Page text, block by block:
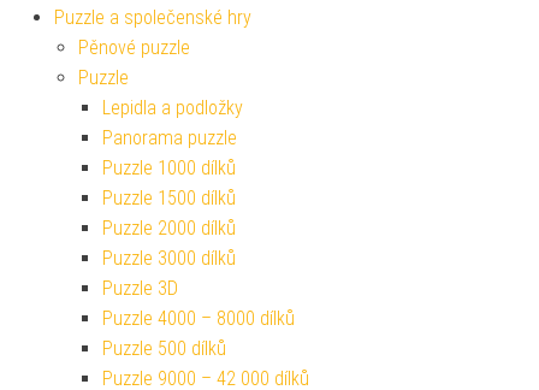
Puzzle a společenské hry
Pěnové puzzle
Puzzle
Lepidla a podložky
Panorama puzzle
Puzzle 1000 dílků
Puzzle 1500 dílků
Puzzle 2000 dílků
Puzzle 3000 dílků
Puzzle 3D
Puzzle 4000 – 8000 dílků
Puzzle 500 dílků
Puzzle 9000 – 42 000 dílků